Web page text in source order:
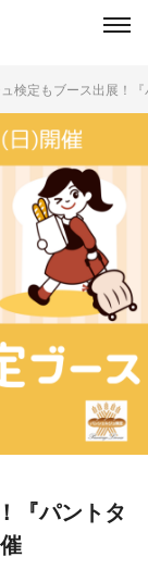
検定もブース出展！
『パントタ